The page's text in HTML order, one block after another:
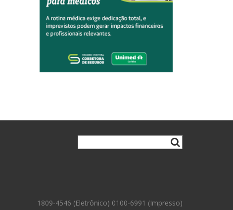
1809-4546 (Eletrônico) 0100-6991 (Impresso)